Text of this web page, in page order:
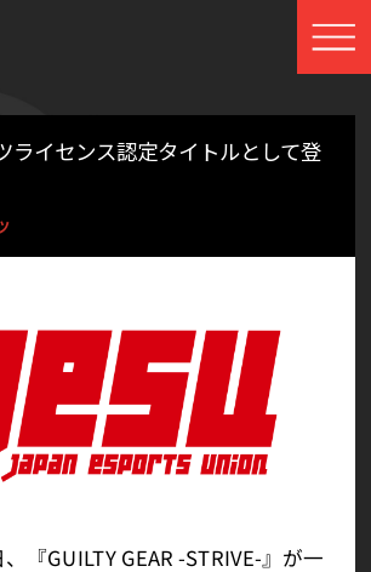
ライセンス認定タイトルとして登
『GUILTY GEAR -STRIVE-』が一